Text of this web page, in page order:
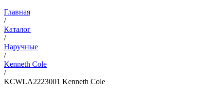
Главная
/
Каталог
/
Наручные
/
Kenneth Cole
/
KCWLA2223001 Kenneth Cole